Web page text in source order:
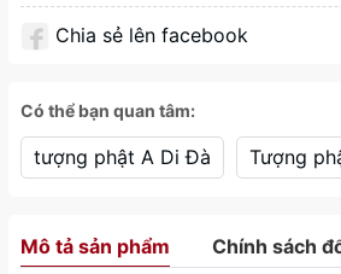
Chia sẻ lên facebook
Có thể bạn quan tâm:
tượng phật A Di Đà Tượng
Mô tả sản phẩm Chính sách